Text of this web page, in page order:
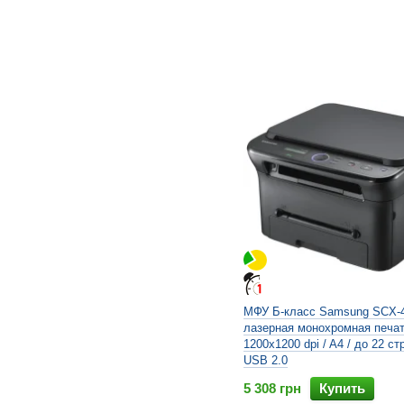
МФУ Б-класс Samsung SCX-
лазерная монохромная
1200x1200 dpi / A4 / до 22
USB 2.0
5 308 грн Купить